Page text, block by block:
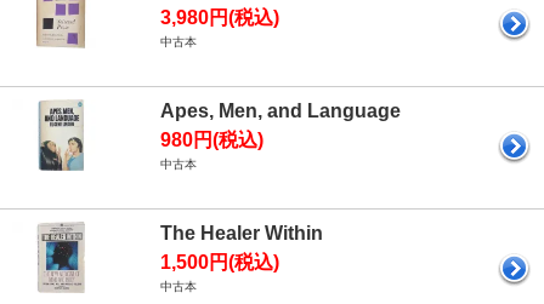
3,980円(税込)
中古本
Apes, Men, and Language
980円(税込)
中古本
The Healer Within
1,500円(税込)
中古本